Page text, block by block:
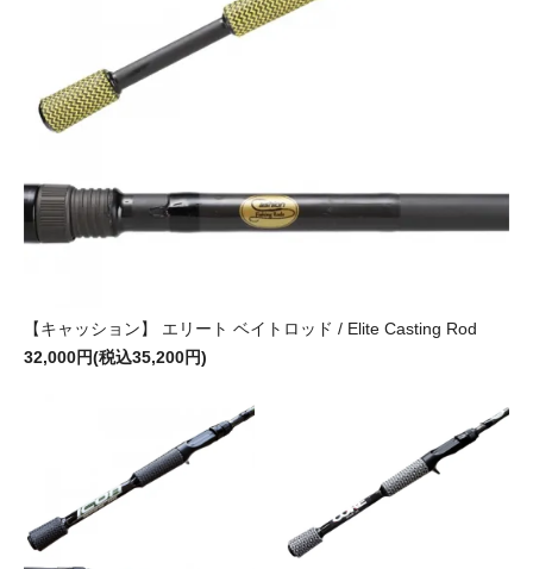
【キャッション】 エリート ベイトロッド / Elite Casting Rod
32,000円(税込35,200円)